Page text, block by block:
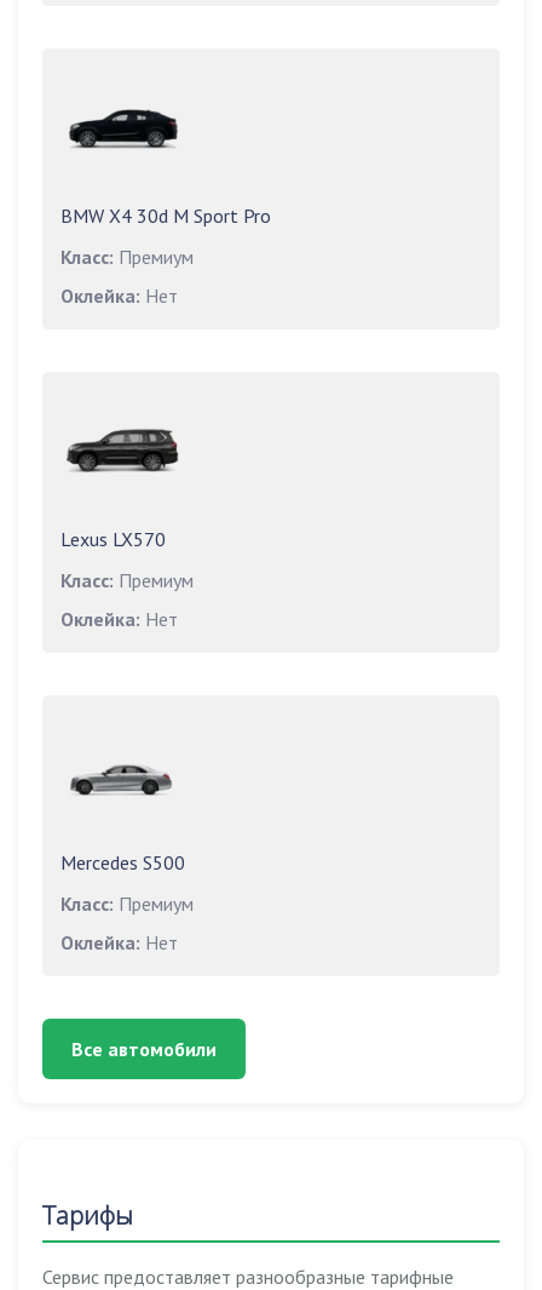
BMW X4 30d M Sport Pro
Класс: Премиум
Оклейка: Нет
Lexus LX570
Класс: Премиум
Оклейка: Нет
Mercedes S500
Класс: Премиум
Оклейка: Нет
Все автомобили
Тарифы
Сервис предоставляет разнообразные тарифные